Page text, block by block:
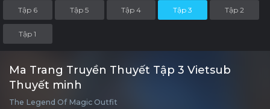
Tập 6 Tập 5 Tập 4 Tập 3 Tập 2
Tập 1
Ma Trang Truyền Thuyết Tập 3 Vietsub
Thuyết minh
The Legend Of Magic Outfit